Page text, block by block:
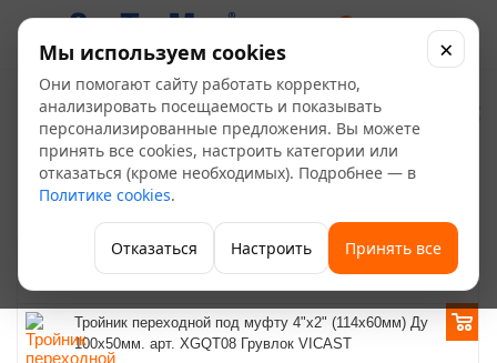
Грувлочные соединения
100
Главная — Каталог — Водоснабжение и газоснабжение
ФИЛЬТР
Тройник переходной под муфту 4"x2" (114x60мм) Ду
100x50мм. арт. XGQT08 Грувлок VICAST
Мы используем cookies
Они помогают сайту работать корректно,
анализировать посещаемость и показывать
персонализированные предложения. Вы можете
принять все cookies, настроить категории или
отказаться (кроме необходимых). Подробнее — в
Политике cookies.
Отказаться Настроить Принять все
×